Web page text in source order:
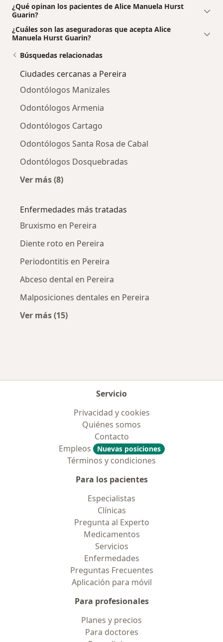
¿Qué opinan los pacientes de Alice Manuela Hurst
Guarin?
¿Cuáles son las aseguradoras que acepta Alice
Manuela Hurst Guarin?
Búsquedas relacionadas
Ciudades cercanas a Pereira
Odontólogos Manizales
Odontólogos Armenia
Odontólogos Cartago
Odontólogos Santa Rosa de Cabal
Odontólogos Dosquebradas
Ver más (8)
Enfermedades más tratadas
Bruxismo en Pereira
Diente roto en Pereira
Periodontitis en Pereira
Abceso dental en Pereira
Malposiciones dentales en Pereira
Ver más (15)
Servicio
Privacidad y cookies
Quiénes somos
Contacto
Empleos
Nuevas posiciones
Términos y condiciones
Para los pacientes
Especialistas
Clínicas
Pregunta al Experto
Medicamentos
Servicios
Enfermedades
Preguntas Frecuentes
Aplicación para móvil
Para profesionales
Planes y precios
Para doctores